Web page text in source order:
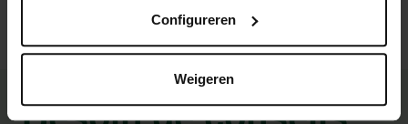
Configureren
Weigeren